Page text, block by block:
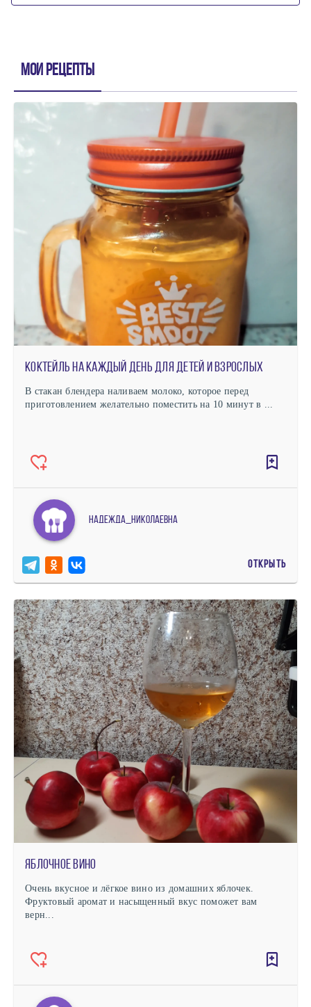
Мои рецепты
Коктейль на каждый день для детей и взрослых
В стакан блендера наливаем молоко, которое перед
приготовлением желательно поместить на 10 минут в ...
Надежда_Николаевна
ОТКРЫТЬ
Яблочное вино
Очень вкусное и лёгкое вино из домашних яблочек.
Фруктовый аромат и насыщенный вкус поможет вам
верн...